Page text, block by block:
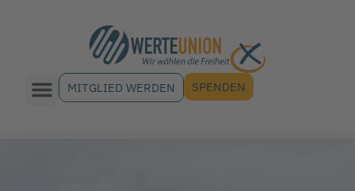
MITGLIED WERDEN SPENDEN